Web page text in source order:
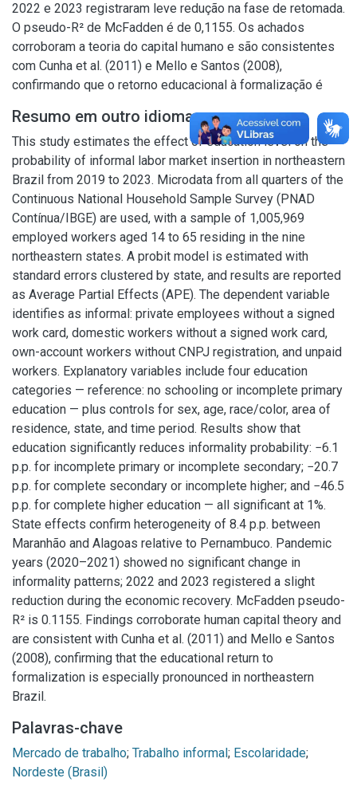
2022 e 2023 registraram leve redução na fase de retomada.
O pseudo-R² de McFadden é de 0,1155. Os achados
corroboram a teoria do capital humano e são consistentes
com Cunha et al. (2011) e Mello e Santos (2008),
confirmando que o retorno educacional à formalização é
Resumo em outro idioma
This study estimates the effect of education level on the
probability of informal labor market insertion in northeastern
Brazil from 2019 to 2023. Microdata from all quarters of the
Continuous National Household Sample Survey (PNAD
Contínua/IBGE) are used, with a sample of 1,005,969
employed workers aged 14 to 65 residing in the nine
northeastern states. A probit model is estimated with
standard errors clustered by state, and results are reported
as Average Partial Effects (APE). The dependent variable
identifies as informal: private employees without a signed
work card, domestic workers without a signed work card,
own-account workers without CNPJ registration, and unpaid
workers. Explanatory variables include four education
categories — reference: no schooling or incomplete primary
education — plus controls for sex, age, race/color, area of
residence, state, and time period. Results show that
education significantly reduces informality probability: −6.1
p.p. for incomplete primary or incomplete secondary; −20.7
p.p. for complete secondary or incomplete higher; and −46.5
p.p. for complete higher education — all significant at 1%.
State effects confirm heterogeneity of 8.4 p.p. between
Maranhão and Alagoas relative to Pernambuco. Pandemic
years (2020–2021) showed no significant change in
informality patterns; 2022 and 2023 registered a slight
reduction during the economic recovery. McFadden pseudo-
R² is 0.1155. Findings corroborate human capital theory and
are consistent with Cunha et al. (2011) and Mello e Santos
(2008), confirming that the educational return to
formalization is especially pronounced in northeastern
Brazil.
Palavras-chave
Mercado de trabalho; Trabalho informal; Escolaridade;
Nordeste (Brasil)